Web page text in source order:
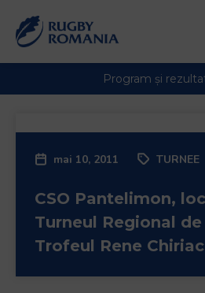
in
Accessibility
mai 10, 2011 TURNEE
CSO Pantelimon,
Turneul Regional
Trofeul Rene Chiriac